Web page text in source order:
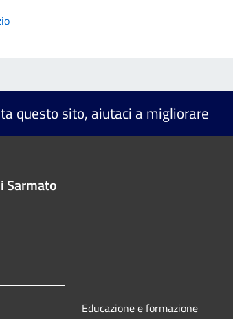
questo sito, aiutaci a migliorare
Sarmato
Educazione e formazione